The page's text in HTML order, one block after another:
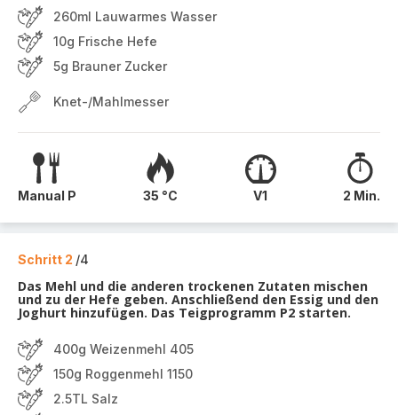
260ml Lauwarmes Wasser
10g Frische Hefe
5g Brauner Zucker
Knet-/Mahlmesser
Manual P 35 °C V1 2 Min.
Schritt 2 /4
Das Mehl und die anderen trockenen Zutaten mischen
und zu der Hefe geben. Anschließend den Essig und den
Joghurt hinzufügen. Das Teigprogramm P2 starten.
400g Weizenmehl 405
150g Roggenmehl 1150
2.5TL Salz